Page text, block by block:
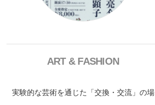
ART & FASHION
実験的な芸術を通じた「交換・交流」の場